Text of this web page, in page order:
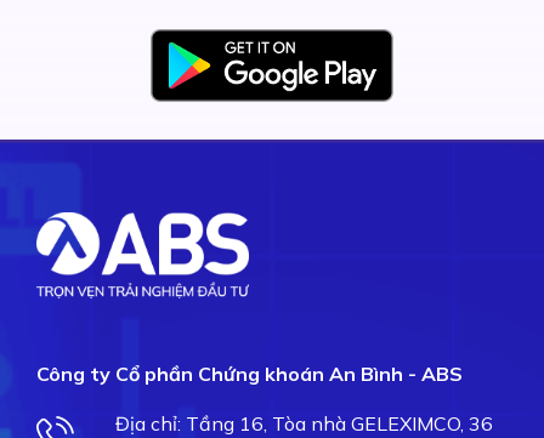
Công ty Cổ phần Chứng khoán An Bình - ABS
Địa chỉ: Tầng 16, Tòa nhà GELEXIMCO, 36